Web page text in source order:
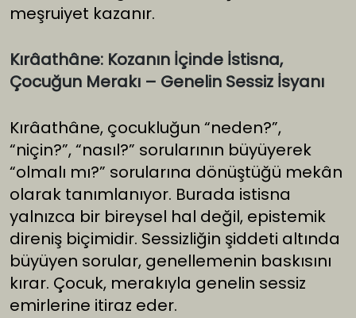
meşruiyet kazanır.
Kırâathâne: Kozanın İçinde İstisna,
Çocuğun Merakı – Genelin Sessiz İsyanı
Kırâathâne, çocukluğun “neden?”,
“niçin?”, “nasıl?” sorularının büyüyerek
“olmalı mı?” sorularına dönüştüğü mekân
olarak tanımlanıyor. Burada istisna
yalnızca bir bireysel hal değil, epistemik
direniş biçimidir. Sessizliğin şiddeti altında
büyüyen sorular, genellemenin baskısını
kırar. Çocuk, merakıyla genelin sessiz
emirlerine itiraz eder.